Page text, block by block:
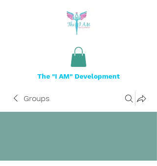
The "I AM" Development
Groups